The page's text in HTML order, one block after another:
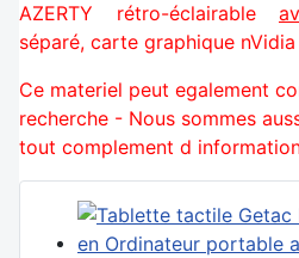
AZERTY rétro-éclairable
séparé, carte graphique
Ce materiel peut egalement
recherche - Nous sommes
tout complement d